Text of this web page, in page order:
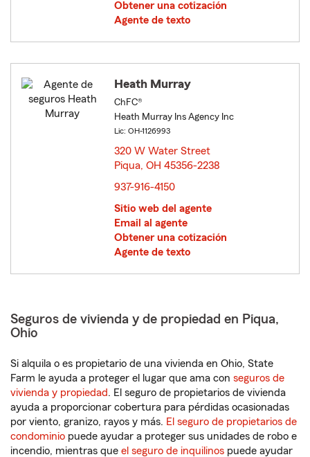
Obtener una cotización
Agente de texto
Heath Murray
ChFC®
Heath Murray Ins Agency Inc
Lic: OH-1126993
320 W Water Street
Piqua, OH 45356-2238
937-916-4150
Sitio web del agente
Email al agente
Obtener una cotización
Agente de texto
Seguros de vivienda y de propiedad en Piqua,
Ohio
Si alquila o es propietario de una vivienda en Ohio, State
Farm le ayuda a proteger el lugar que ama con seguros de
vivienda y propiedad. El seguro de propietarios de vivienda
ayuda a proporcionar cobertura para pérdidas ocasionadas
por viento, granizo, rayos y más. El seguro de propietarios de
condominio puede ayudar a proteger sus unidades de robo e
incendio, mientras que el seguro de inquilinos puede ayudar